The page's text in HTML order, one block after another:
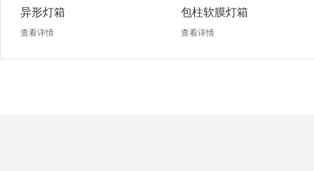
异形灯箱
查看详情
包柱软膜灯箱
查看详情